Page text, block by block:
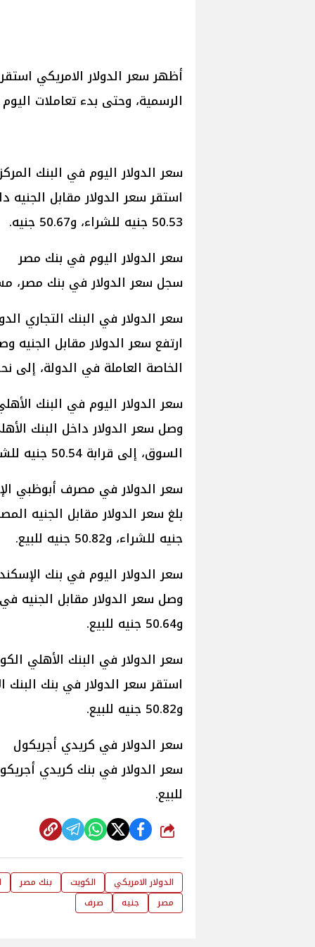
أظهر سعر الدولار الامريكي
الرسمية، وحتى بدء تعاملات اليوم
سعر الدولار اليوم في البنك
استقر سعر الدولار مقابل الجنيه
50.53 جنيه للشراء، و50.67 جنيه.
سعر الدولار اليوم في بنك مصر
سجل سعر الدولار في بنك مصر، مستوى 50.54 جنيه للشراء،
سعر الدولار في البنك التجاري
ارتفع سعر الدولار مقابل الجنيه
الخاصة العاملة في الدولة، إلى نحو 50.54 جنيه للشراء، و50.64 جنيه
سعر الدولار اليوم في البنك
وصل سعر الدولار داخل البنك
السوق، إلى قرابة 50.54 جنيه للشراء و50.64 جنيه للبيع.
سعر الدولار في مصرف أبوظبي
جنيه للشراء، و50.82 جنيه للبيع.
سعر الدولار اليوم في بنك
و50.64 جنيه للبيع.
سعر الدولار في البنك الأهلي
و50.82 جنيه للبيع.
سعر الدولار في كريدي أجريكول
للبيع.
شارك
الدولار الامريكي الكويت بنك مصر
مصر
جنيه صرف